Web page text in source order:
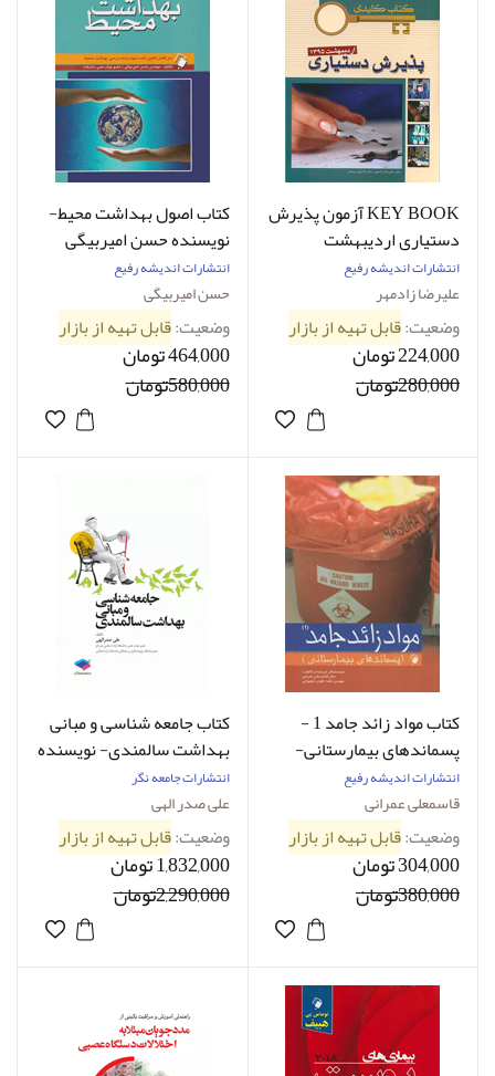
KEY BOOK آزمون پذیرش
دستیاری اردیبهشت
1395_تألیف علیرضا زادمهر
انتشارات اندیشه رفیع
علیرضا زادمهر
وضعیت:قابل تهیه از بازار
224,000 تومان
280,000تومان
کتاب اصول بهداشت محیط-
نویسنده حسن امیربیگی
انتشارات اندیشه رفیع
حسن امیربیگی
وضعیت:قابل تهیه از بازار
464,000 تومان
580,000تومان
کتاب مواد زائد جامد 1 -
پسماندهای بیمارستانی-
نویسنده قاسم علی عمرانی
انتشارات اندیشه رفیع
قاسمعلی عمرانی
وضعیت:قابل تهیه از بازار
304,000 تومان
380,000تومان
کتاب جامعه شناسی و مبانی
بهداشت سالمندی- نویسنده
علی صدرالهی
انتشارات جامعه نگر
علی صدر الهی
وضعیت:قابل تهیه از بازار
1,832,000 تومان
2,290,000تومان